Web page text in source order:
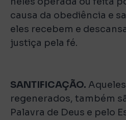
causa da obediência e
eles recebem e
justiça pela fé.
SANTIFICAÇÃO.
regenerados, também
Palavra de Deus e pelo